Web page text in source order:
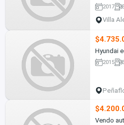
2017
Villa
Hyundai
2015